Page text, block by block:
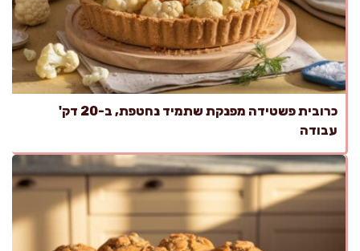
כרובית פשטידה מפנקת שתמיד נחטפת, ב-20 דק'
עבודה